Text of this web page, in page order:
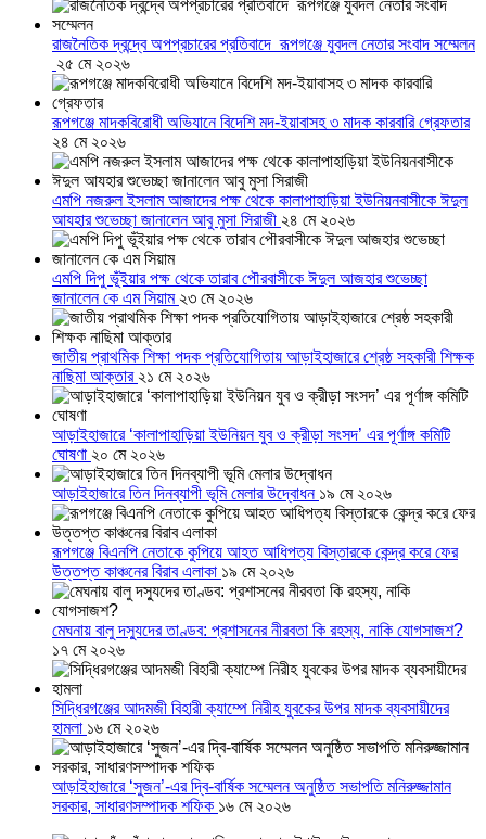
রাজনৈতিক দ্বন্দ্বে অপপ্রচারের প্রতিবাদে ‎রূপগঞ্জে যুবদল নেতার সংবাদ সম্মেলন
২৫ মে ২০২৬
রূপগঞ্জে মাদকবিরোধী অভিযানে বিদেশি মদ-ইয়াবাসহ ৩ মাদক কারবারি গ্রেফতার
২৪ মে ২০২৬
এমপি নজরুল ইসলাম আজাদের পক্ষ থেকে কালাপাহাড়িয়া ইউনিয়নবাসীকে ঈদুল
আযহার শুভেচ্ছা জানালেন আবু মুসা সিরাজী ২৪ মে ২০২৬
এমপি দিপু ভূঁইয়ার পক্ষ থেকে তারাব পৌরবাসীকে ঈদুল আজহার শুভেচ্ছা
জানালেন কে এম সিয়াম ২৩ মে ২০২৬
জাতীয় প্রাথমিক শিক্ষা পদক প্রতিযোগিতায় আড়াইহাজারে শ্রেষ্ঠ সহকারী শিক্ষক
নাছিমা আক্তার ২১ মে ২০২৬
আড়াইহাজারে ‘কালাপাহাড়িয়া ইউনিয়ন যুব ও ক্রীড়া সংসদ’ এর পূর্ণাঙ্গ কমিটি
ঘোষণা ২০ মে ২০২৬
আড়াইহাজারে তিন দিনব্যাপী ভূমি মেলার উদ্বোধন ১৯ মে ২০২৬
রূপগঞ্জে বিএনপি নেতাকে কুপিয়ে আহত আধিপত্য বিস্তারকে কেন্দ্র করে ফের
উত্তপ্ত কাঞ্চনের বিরাব এলাকা ১৯ মে ২০২৬
মেঘনায় বালু দস্যুদের তাণ্ডব: প্রশাসনের নীরবতা কি রহস্য, নাকি যোগসাজশ?
১৭ মে ২০২৬
সিদ্ধিরগঞ্জের আদমজী বিহারী ক্যাম্পে নিরীহ যুবকের উপর মাদক ব্যবসায়ীদের
হামলা ১৬ মে ২০২৬
আড়াইহাজারে ‘সুজন’-এর দ্বি-বার্ষিক সম্মেলন অনুষ্ঠিত সভাপতি মনিরুজ্জামান
সরকার, সাধারণসম্পাদক শফিক ১৬ মে ২০২৬